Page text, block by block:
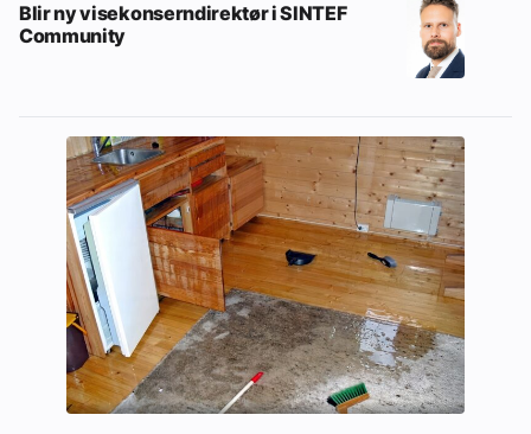
Blir ny visekonserndirektør i SINTEF
Community